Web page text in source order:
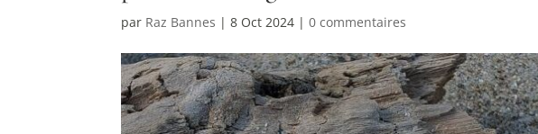
par Raz Bannes |8 Oct 2024 |0 commentaires